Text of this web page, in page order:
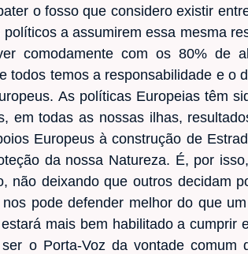
o fosso que considero existir
a assumirem essa mesma
comodamente com os 80% de
todos temos a responsabilidade e o
As políticas Europeias têm
em todas as nossas ilhas,
Europeus à construção de
da nossa Natureza. É, por
não deixando que outros decidam
pode defender melhor do que
mais bem habilitado a cumprir
o Porta-Voz da vontade